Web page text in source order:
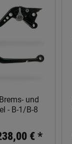
und
- B-1/B-8
€*